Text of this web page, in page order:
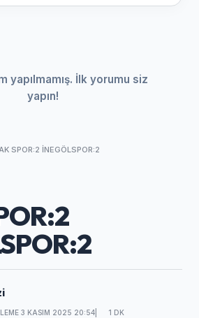
yapılmamış. İlk yorumu siz
yapın!
SPOR:2 İNEGÖLSPOR:2
3 KASIM 2025 20:54 1 DK